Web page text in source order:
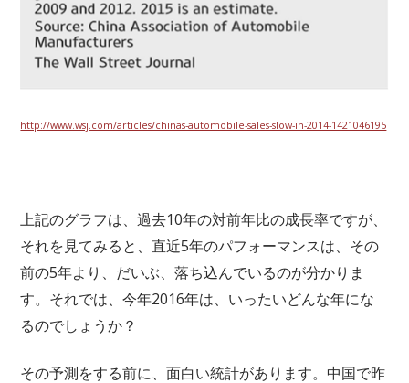
http://www.wsj.com/articles/chinas-automobile-sales-slow-in-2014-1421046195
上記のグラフは、過去10年の対前年比の成長率ですが、
それを見てみると、直近5年のパフォーマンスは、その
前の5年より、だいぶ、落ち込んでいるのが分かりま
す。それでは、今年2016年は、いったいどんな年にな
るのでしょうか？
その予測をする前に、面白い統計があります。中国で昨